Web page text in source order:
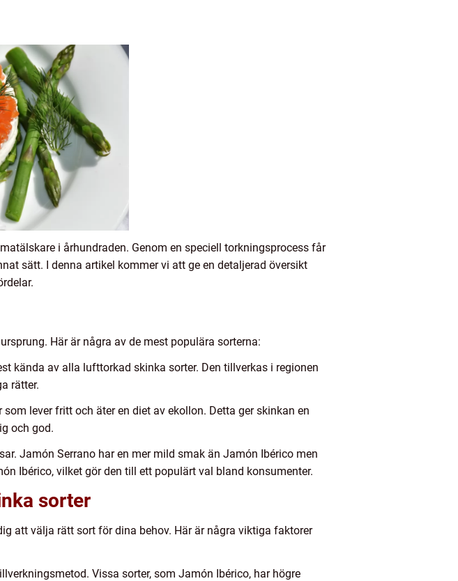
i århundraden. Genom en speciell torkningsprocess får
sätt. I denna artikel kommer vi att ge en detaljerad översikt
Här är några av de mest populära sorterna:
kända av alla lufttorkad skinka sorter. Den tillverkas i regionen
rätter.
lever fritt och äter en diet av ekollon. Detta ger skinkan en
och god.
Jamón Serrano har en mer mild smak än Jamón Ibérico men
Ibérico, vilket gör den till ett populärt val bland konsumenter.
sorter
att välja rätt sort för dina behov. Här är några viktiga faktorer
Vissa sorter, som Jamón Ibérico, har högre